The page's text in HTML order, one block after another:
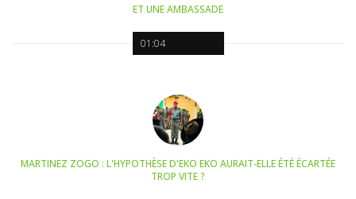
01:04
ET UNE AMBASSADE
MARTINEZ ZOGO : L'HYPOTHÈSE D'EKO EKO AURAIT-ELLE ÉTÉ ÉCARTÉE
TROP VITE ?